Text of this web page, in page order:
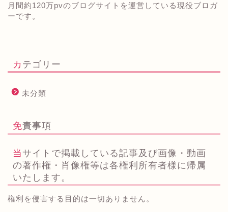
月間約120万pvのブログサイトを運営している現役ブロガ
ーです。
カテゴリー
未分類
免責事項
当サイトで掲載している記事及び画像・動画
の著作権・肖像権等は各権利所有者様に帰属
いたします。
権利を侵害する目的は一切ありません。